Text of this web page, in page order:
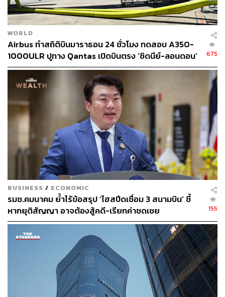
แม้จะไม่ได้ห่างกันมากนักแต่สนามบินตราดแตกต่างจาก
สนามบินอู่ตะเภาอย่างชัดเจน เนื่องจากอู่ตะเภาเป็นสนามบิน
หลักในเขตเมืองหลวง ซึ่งมีศักยภาพใหญ่กว่ามาก รองรับ
ปริมาณเที่ยวบินและผู้โดยสารเทียบเท่ากับกรุงเทพฯ ในขณะ
ที่ตราดเป็นสนามบินเมืองรอง แต่ก็มีโอกาสในการเติบโต
“สนามบินตราดจะไม่แข่งขันกับอู่ตะเภาโดยตรง โดยเฉพาะ
เที่ยวบินจากจีน หากเป็นเครื่องบินขนาดกลาง สามารถบินได้
จากทางตอนใต้ของจีน หรือแม้กระทั่งเซี่ยงไฮ้ ใช้เวลาบิน
ประมาณ 4 ชั่วโมง”
ขณะเดียวกันภายหลังจากการลงทุน 400 ล้านบาท สนามบิน
ตราดจะมีศักยภาพที่จะเข้ากองทรัสต์ได้ แต่ต้องใช้เวลาอีกสัก
พัก โดยต้องพิจารณาการเติบโตของจำนวนผู้โดยสารและ
จำนวนเที่ยวบินที่เพิ่มขึ้น เนื่องจากตอนนี้ยังถือว่ามีขนาดเล็ก
ถึงการลงทุนในครั้งนี้จะสามารถรองรับจำนวนผู้โดยสารได้
อีก 4-5 ปี แต่บางกอกแอร์เวย์สยังมีแผนที่จะลงทุนต่ออีก 400
ล้านบาทสำหรับการสร้างอาคารผู้โดยสารแห่งใหม่ โดยย้าย
ไปอยู่ทางด้านทิศใต้ของสนามบิน ขณะที่รันเวย์เพียงพอจึง
ไม่มีแผนที่จะขยาย
ปัจจุบันสายการบินบางกอกแอร์เวย์สให้บริการเที่ยวบินประจำ
กรุงเทพฯ (สุวรรณภูมิ) – ตราด (ไป–กลับ) วันละ 2 เที่ยวบิน
ด้วยเครื่องบิน ATR72-600 ขนาด 70 ที่นั่ง และจะเพิ่มความถี่
WORLD
Airbus ทำสถิติบินมาราธอน 24 ชั่วโมง ทดสอบ A350-
1000ULR ปูทาง Qantas เปิดบินตรง ‘ซิดนีย์-ลอนดอน’
ปี 2027
675
BUSINESS / ECONOMIC
รมช.คมนาคม ย้ำไร้ข้อสรุป ‘ไฮสปีดเชื่อม 3 สนามบิน’ ชี้
หากยุติสัญญา อาจต้องสู้คดี-เรียกค่าชดเชย
155